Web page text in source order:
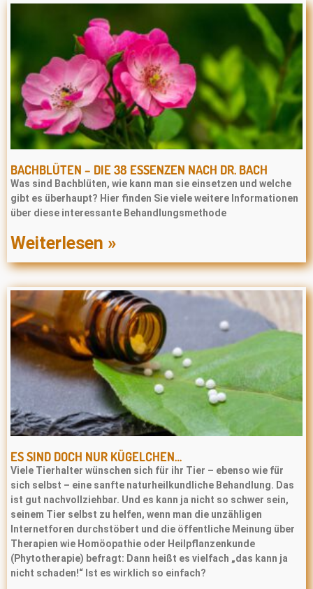
BACHBLÜTEN – DIE 38 ESSENZEN NACH DR. BACH
Was sind Bachblüten, wie kann man sie einsetzen und welche
gibt es überhaupt? Hier finden Sie viele weitere Informationen
über diese interessante Behandlungsmethode
Weiterlesen »
ES SIND DOCH NUR KÜGELCHEN…
Viele Tierhalter wünschen sich für ihr Tier – ebenso wie für
sich selbst – eine sanfte naturheilkundliche Behandlung. Das
ist gut nachvollziehbar. Und es kann ja nicht so schwer sein,
seinem Tier selbst zu helfen, wenn man die unzähligen
Internetforen durchstöbert und die öffentliche Meinung über
Therapien wie Homöopathie oder Heilpﬂanzenkunde
(Phytotherapie) befragt: Dann heißt es vielfach „das kann ja
nicht schaden!“ Ist es wirklich so einfach?